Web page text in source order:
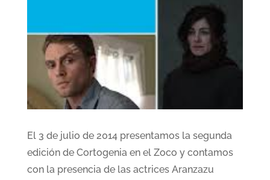
El 3 de julio de 2014 presentamos la segunda
edición de Cortogenia en el Zoco y contamos
con la presencia de las actrices Aranzazu